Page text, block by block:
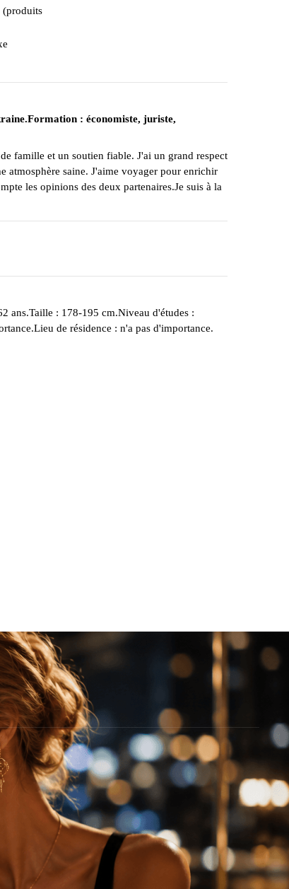
(produits
: économiste, juriste,
famille et un soutien fiable. J'ai un grand respect
atmosphère saine. J'aime voyager pour enrichir
les opinions des deux partenaires.Je suis à la
ans.Taille : 178-195 cm.Niveau d'études :
de résidence : n'a pas d'importance.